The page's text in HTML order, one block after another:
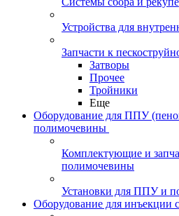
Устройства для
Запчасти к
Затворы
Прочее
Тройники
Еще
Оборудование для ППУ
полимочевины
Комплектующие и
полимочевины
Установки для ППУ и
Оборудование для инъекции